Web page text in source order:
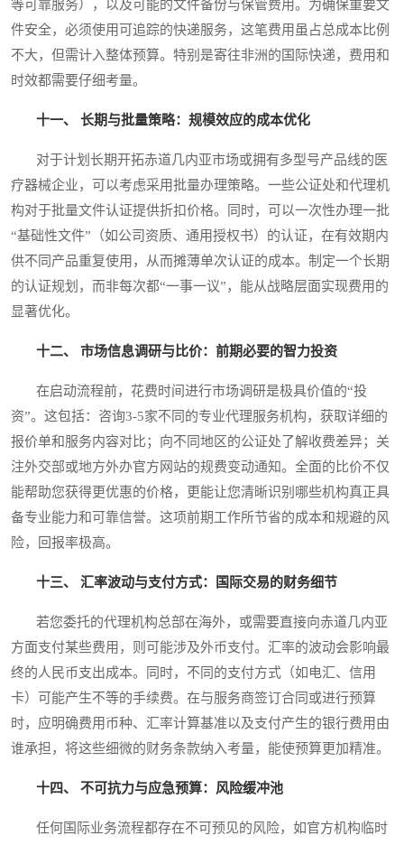
等可靠服务），以及可能的文件备份与保管费用。为确保重要文
件安全，必须使用可追踪的快递服务，这笔费用虽占总成本比例
不大，但需计入整体预算。特别是寄往非洲的国际快递，费用和
时效都需要仔细考量。
十一、 长期与批量策略：规模效应的成本优化
对于计划长期开拓赤道几内亚市场或拥有多型号产品线的医
疗器械企业，可以考虑采用批量办理策略。一些公证处和代理机
构对于批量文件认证提供折扣价格。同时，可以一次性办理一批
“基础性文件”（如公司资质、通用授权书）的认证，在有效期内
供不同产品重复使用，从而摊薄单次认证的成本。制定一个长期
的认证规划，而非每次都“一事一议”，能从战略层面实现费用的
显著优化。
十二、 市场信息调研与比价：前期必要的智力投资
在启动流程前，花费时间进行市场调研是极具价值的“投
资”。这包括：咨询3-5家不同的专业代理服务机构，获取详细的
报价单和服务内容对比；向不同地区的公证处了解收费差异；关
注外交部或地方外办官方网站的规费变动通知。全面的比价不仅
能帮助您获得更优惠的价格，更能让您清晰识别哪些机构真正具
备专业能力和可靠信誉。这项前期工作所节省的成本和规避的风
险，回报率极高。
十三、 汇率波动与支付方式：国际交易的财务细节
若您委托的代理机构总部在海外，或需要直接向赤道几内亚
方面支付某些费用，则可能涉及外币支付。汇率的波动会影响最
终的人民币支出成本。同时，不同的支付方式（如电汇、信用
卡）可能产生不等的手续费。在与服务商签订合同或进行预算
时，应明确费用币种、汇率计算基准以及支付产生的银行费用由
谁承担，将这些细微的财务条款纳入考量，能使预算更加精准。
十四、 不可抗力与应急预算：风险缓冲池
任何国际业务流程都存在不可预见的风险，如官方机构临时